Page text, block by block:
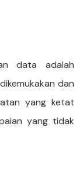
data adalah
dan
yang ketat
yang tidak